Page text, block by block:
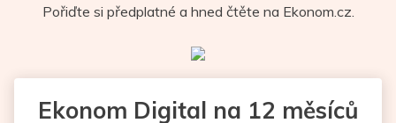
Pořiďte si předplatné a hned čtěte na Ekonom.cz.
Ekonom Digital na 12 měsíců